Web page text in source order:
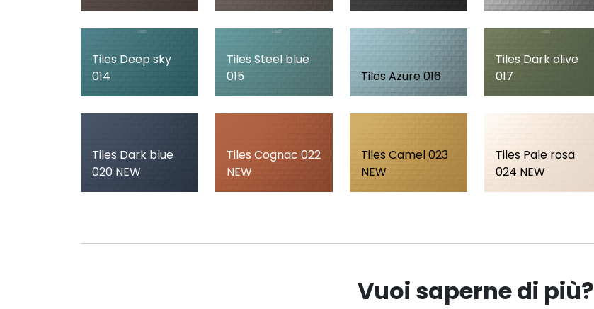
Tiles Deep sky
014
Tiles Steel blue
015
Tiles Azure 016
Tiles Dark olive
017
Tiles Dark blue
020 NEW
Tiles Cognac 022
NEW
Tiles Camel 023
NEW
Tiles Pale rosa
024 NEW
Vuoi saperne di più?